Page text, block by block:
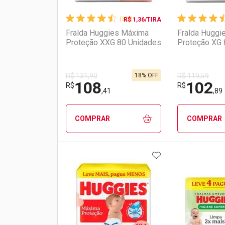
(328)
R$ 1,36/TIRA
Fralda Huggies Máxima
Proteção XXG 80 Unidades
R$ 131,90
R$108,41
18% OFF
COMPRAR
Laboratório
Por Menos
Fralda
Proteção XG
R$ 119,59
R$102,89
COMPRAR
Por
ADICIONAR AOS